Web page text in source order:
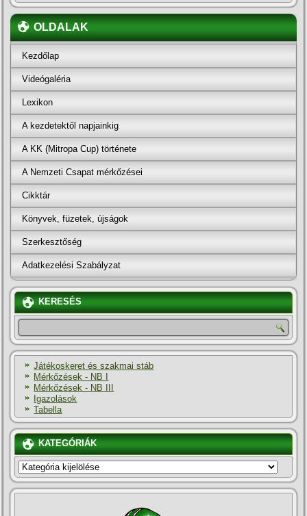
OLDALAK
Kezdőlap
Videógaléria
Lexikon
A kezdetektől napjainkig
A KK (Mitropa Cup) története
A Nemzeti Csapat mérkőzései
Cikktár
Könyvek, füzetek, újságok
Szerkesztőség
Adatkezelési Szabályzat
KERESÉS
Játékoskeret és szakmai stáb
Mérkőzések - NB I
Mérkőzések - NB III
Igazolások
Tabella
KATEGÓRIÁK
KATEGÓRIÁK